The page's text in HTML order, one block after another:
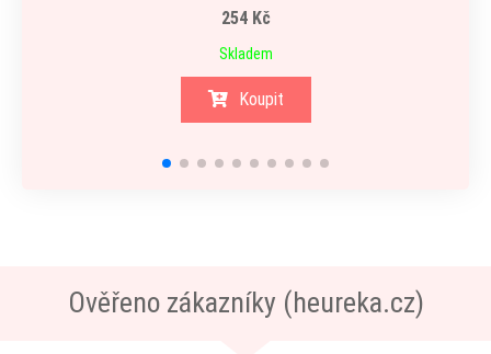
254 Kč
Skladem
Koupit
Ověřeno zákazníky (heureka.cz)